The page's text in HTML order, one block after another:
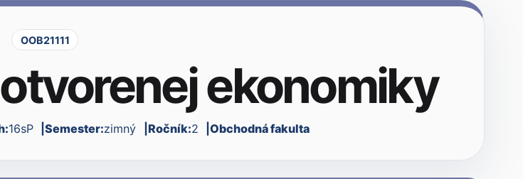
OOB21111
ekonomiky
16sP Semester:zimný Ročník:2 Obchodná fakulta